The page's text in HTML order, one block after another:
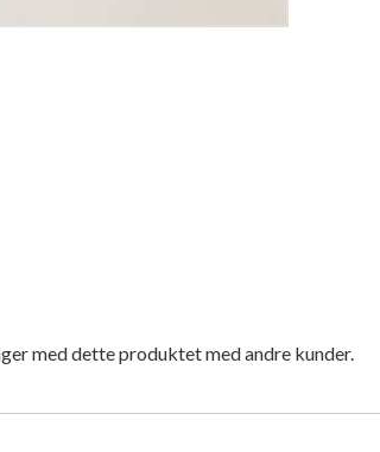
med dette produktet med andre kunder.